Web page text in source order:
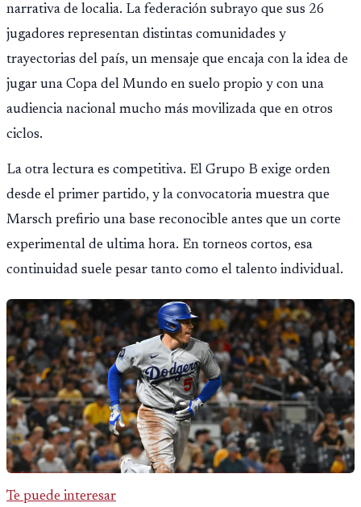
narrativa de localia. La federación subrayo que sus 26
jugadores representan distintas comunidades y
trayectorias del país, un mensaje que encaja con la idea de
jugar una Copa del Mundo en suelo propio y con una
audiencia nacional mucho más movilizada que en otros
ciclos.
La otra lectura es competitiva. El Grupo B exige orden
desde el primer partido, y la convocatoria muestra que
Marsch prefirio una base reconocible antes que un corte
experimental de ultima hora. En torneos cortos, esa
continuidad suele pesar tanto como el talento individual.
Te puede interesar